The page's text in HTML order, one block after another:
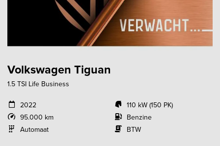
Volkswagen Tiguan
1.5 TSI Life Business
2022
95.000 km
Automaat
110 kW (150 PK)
Benzine
BTW